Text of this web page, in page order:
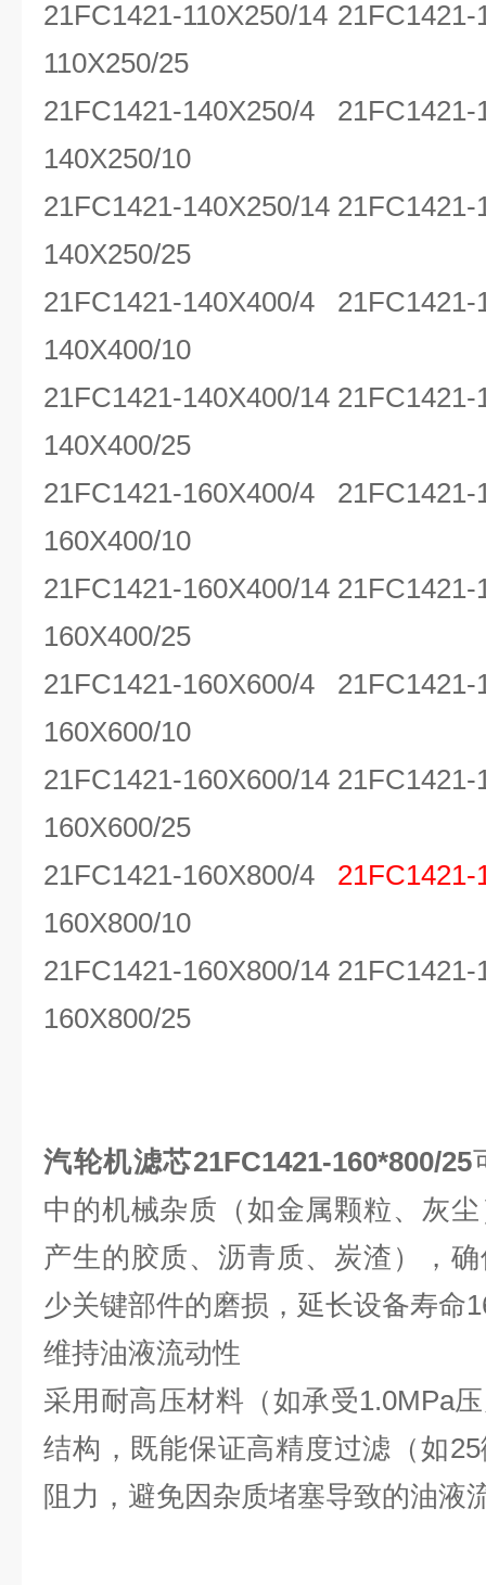
21FC1421-110X250/14
110X250/25
21FC1421-140X250/4
140X250/10
21FC1421-140X250/14
140X250/25
21FC1421-140X400/4
140X400/10
21FC1421-140X400/14
140X400/25
21FC1421-160X400/4
160X400/10
21FC1421-160X400/14
160X400/25
21FC1421-160X600/4
160X600/10
21FC1421-160X600/14
160X600/25
21FC1421-160X800/4
160X800/10
21FC1421-160X800/14
160X800/25
汽轮机滤芯21FC1421-160*800/25
中的机械杂质（如金属颗粒、灰
产生的胶质、沥青质、炭渣），
少关键部件的磨损，延长设备寿命
‌维持油液流动性‌
采用耐高压材料（如承受1.0MPa
结构，既能保证高精度过滤（如
阻力，避免因杂质堵塞导致的油液